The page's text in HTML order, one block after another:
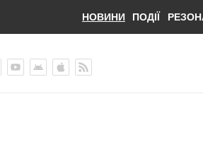
НОВИНИ ПОДІЇ